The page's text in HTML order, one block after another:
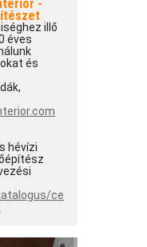
-
illő
éves
és
hévízi
ce